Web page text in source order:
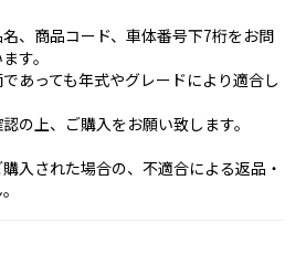
、商品コード、車体番号下7桁をお問
す。
あっても年式やグレードにより適合し
の上、ご購入をお願い致します。
入された場合の、不適合による返品・